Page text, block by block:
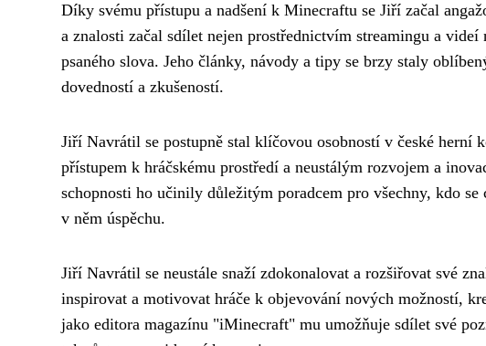
Díky svému přístupu a nadšení k Minecraftu se Jiří začal
a znalosti začal sdílet nejen prostřednictvím streamingu a
psaného slova. Jeho články, návody a tipy se brzy staly
dovedností a zkušeností.
Jiří Navrátil se postupně stal klíčovou osobností v české herní
přístupem k hráčskému prostředí a neustálým rozvojem a
schopnosti ho učinily důležitým poradcem pro všechny, kdo
v něm úspěchu.
Jiří Navrátil se neustále snaží zdokonalovat a rozšiřovat své
inspirovat a motivovat hráče k objevování nových možností,
jako editora magazínu "iMinecraft" mu umožňuje sdílet své